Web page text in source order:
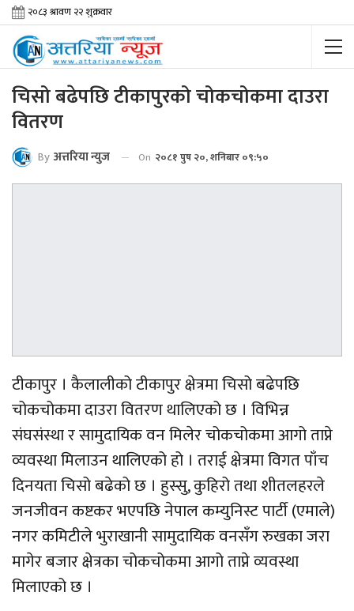
चिसो बढेपछि टीकापुरको चोकचोकमा दाउरा
वितरण
By अत्तरिया न्युज On २०८१ पुष २०, शनिबार ०९:५०
टीकापुर । कैलालीको टीकापुर क्षेत्रमा चिसो बढेपछि
चोकचोकमा दाउरा वितरण थालिएको छ । विभिन्न
संघसंस्था र सामुदायिक वन मिलेर चोकचोकमा आगो ताप्ने
व्यवस्था मिलाउन थालिएको हो । तराई क्षेत्रमा विगत पाँच
दिनयता चिसो बढेको छ । हुस्सु, कुहिरो तथा शीतलहरले
जनजीवन कष्टकर भएपछि नेपाल कम्युनिस्ट पार्टी (एमाले)
नगर कमिटीले भुराखानी सामुदायिक वनसँग रुखका जरा
मागेर बजार क्षेत्रका चोकचोकमा आगो ताप्ने व्यवस्था
मिलाएको छ ।